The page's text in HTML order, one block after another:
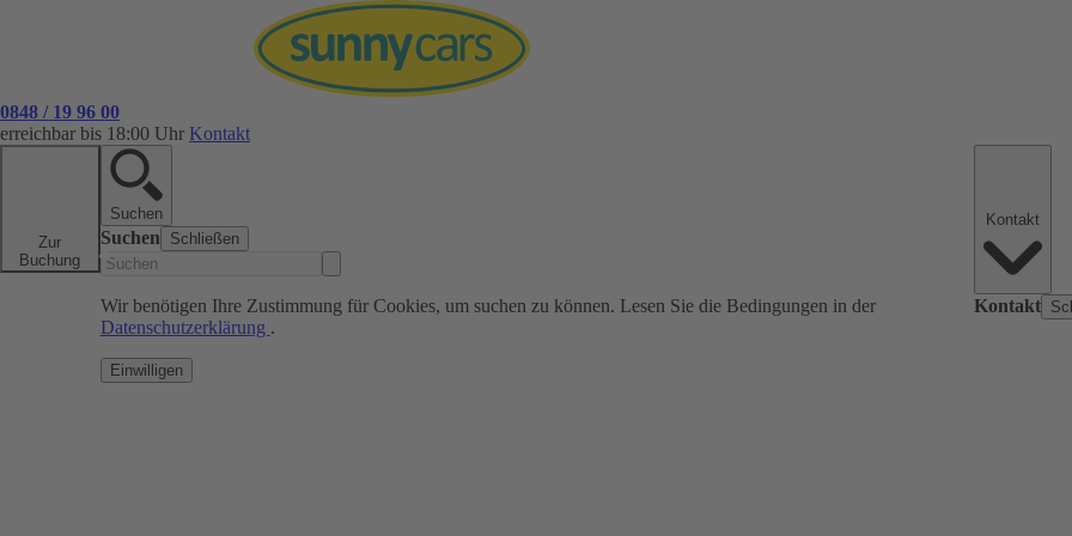
0848 / 19 96 00
erreichbar bis 18:00 Uhr Kontakt
Zur
Buchung
Suchen
Suchen Schließen
Wir benötigen Ihre Zustimmung für Cookies, um suchen zu können. Lesen Sie die Bedingungen in der
Datenschutzerklärung .
Einwilligen
Kontakt